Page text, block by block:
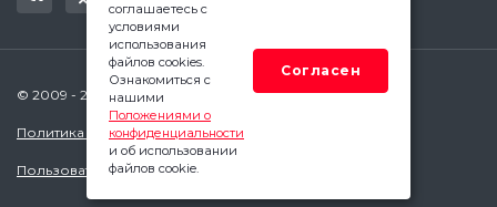
© 2009 - 2026 Квадратный Метр - Липецк
Политика конфиденциальности
Пользовательское соглашение
соглашаетесь с
условиями
использования
файлов cookies.
Ознакомиться с
нашими
Положениями о
конфиденциальности
и об использовании
файлов cookie.
Согласен